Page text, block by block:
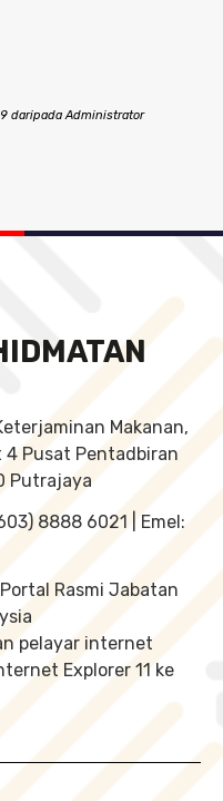
daripada Administrator
Makanan,
4 Pusat Pentadbiran
Putrajaya
8888 6021 | Emel:
Rasmi Jabatan
pelayar internet
Explorer 11 ke